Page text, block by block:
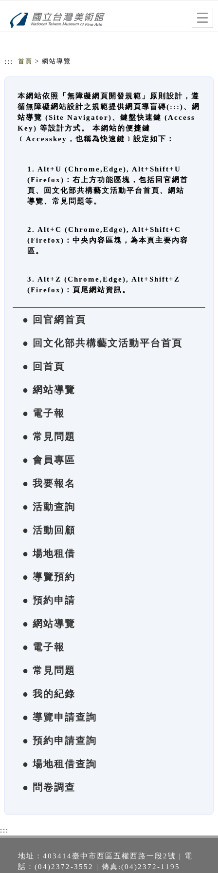
::: 首頁 > 網站導覽
本網站依照「無障礙網頁開發規範」原則設計，遵
循無障礙網站設計之規範提供網頁導盲磚(:::)、網
站導覽 (Site Navigator)、鍵盤快速鍵 (Access
Key) 等設計方式。 本網站的便捷鍵
﹝Accesskey，也稱為快速鍵﹞設定如下：
1. Alt+U (Chrome,Edge), Alt+Shift+U
(Firefox)：右上方功能區塊，包括回官網首
頁、回文化部共構藝文活動平台首頁、網站
導覽、常見問題等。
2. Alt+C (Chrome,Edge), Alt+Shift+C
(Firefox)：中央內容區塊，為本頁主要內容
區。
3. Alt+Z (Chrome,Edge), Alt+Shift+Z
(Firefox)：頁尾網站資訊。
● 回官網首頁
● 回文化部共構藝文活動平台首頁
● 回首頁
● 網站導覽
● 電子報
● 常見問題
● 會員專區
● 我要報名
● 活動查詢
● 活動回顧
● 場地租借
● 導覽預約
● 預約申請
● 網站導覽
● 電子報
● 常見問題
● 我的紀錄
● 導覽申請查詢
● 預約申請查詢
● 場地租借查詢
● 問卷調查
:::
地址：403414臺中市西區五權西路一段2號 | 電
話：(04)2372-3552 | 傳真:(04)2372-1195